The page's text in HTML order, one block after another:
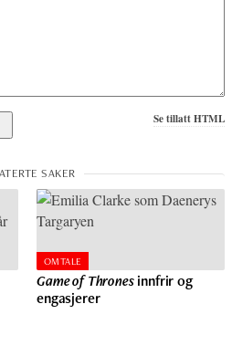
Se tillatt HTML
OMTALE
Game of Thronesinnfrir og
engasjerer